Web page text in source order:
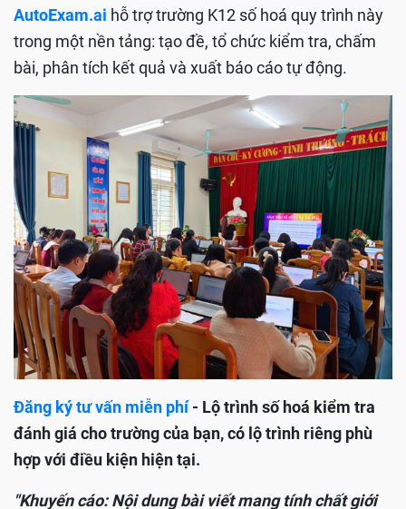
AutoExam.ai hỗ trợ trường K12 số hoá quy trình này
trong một nền tảng: tạo đề, tổ chức kiểm tra, chấm
bài, phân tích kết quả và xuất báo cáo tự động.
Đăng ký tư vấn miễn phí - Lộ trình số hoá kiểm tra
đánh giá cho trường của bạn, có lộ trình riêng phù
hợp với điều kiện hiện tại.
"Khuyến cáo: Nội dung bài viết mang tính chất giới